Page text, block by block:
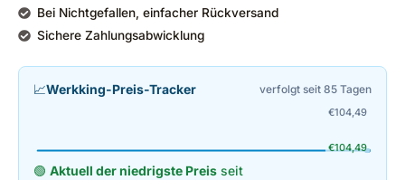
Bei Nichtgefallen, einfacher Rückversand
Sichere Zahlungsabwicklung
📈Werkking-Preis-Tracker verfolgt seit 85 Tagen
€104,49
€104,49
🟢 Aktuell der niedrigste Preis seit